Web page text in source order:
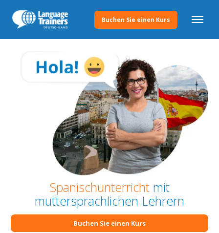
Buchen Sie einen Kurs
Spanischunterricht mit
muttersprachlichen Lehrern
Buchen Sie einen Kurs